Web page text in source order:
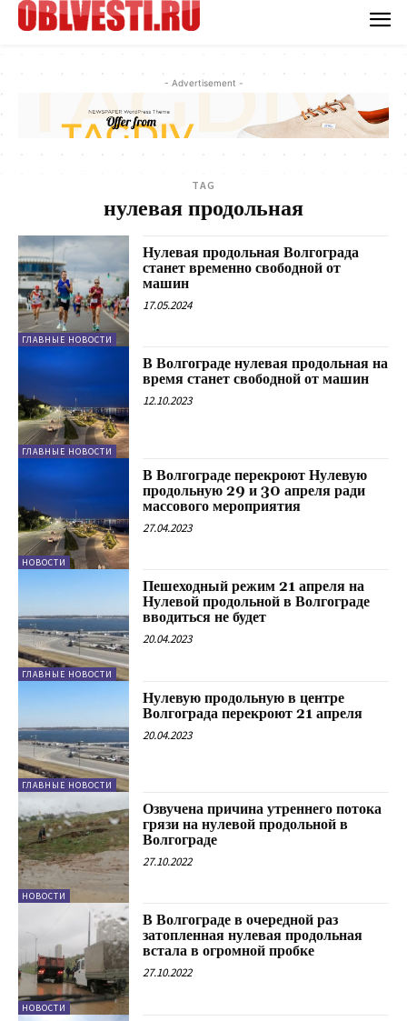
- Advertisement -
TAG
нулевая продольная
ГЛАВНЫЕ НОВОСТИ
Нулевая продольная Волгограда
станет временно свободной от
машин
17.05.2024
ГЛАВНЫЕ НОВОСТИ
В Волгограде нулевая продольная на
время станет свободной от машин
12.10.2023
НОВОСТИ
В Волгограде перекроют Нулевую
продольную 29 и 30 апреля ради
массового мероприятия
27.04.2023
ГЛАВНЫЕ НОВОСТИ
Пешеходный режим 21 апреля на
Нулевой продольной в Волгограде
вводиться не будет
20.04.2023
ГЛАВНЫЕ НОВОСТИ
Нулевую продольную в центре
Волгограда перекроют 21 апреля
20.04.2023
НОВОСТИ
Озвучена причина утреннего потока
грязи на нулевой продольной в
Волгограде
27.10.2022
НОВОСТИ
В Волгограде в очередной раз
затопленная нулевая продольная
встала в огромной пробке
27.10.2022